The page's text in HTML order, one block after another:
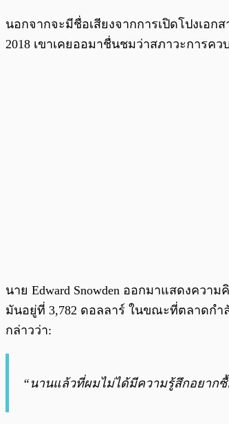
นอกจากจะมีชื่อเสียงจากการเปิดโปงเอก
2018 เขาเคยออมาชื่นชมว่าสภาวะการ
นาย Edward Snowden ออกมาแสดงคว
มันอยู่ที่ 3,782 ดอลลาร์ ในขณะที่ตลาดกำ
กล่าวว่า:
“นานแล้วที่ผมไม่ได้มีความรู้สึกอยาก